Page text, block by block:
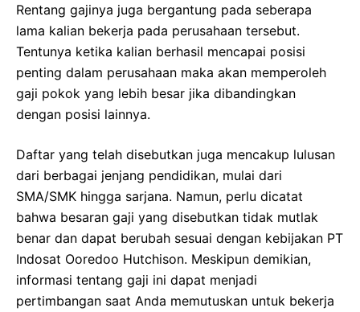
Rentang gajinya juga bergantung pada seberapa
lama kalian bekerja pada perusahaan tersebut.
Tentunya ketika kalian berhasil mencapai posisi
penting dalam perusahaan maka akan memperoleh
gaji pokok yang lebih besar jika dibandingkan
dengan posisi lainnya.
Daftar yang telah disebutkan juga mencakup lulusan
dari berbagai jenjang pendidikan, mulai dari
SMA/SMK hingga sarjana. Namun, perlu dicatat
bahwa besaran gaji yang disebutkan tidak mutlak
benar dan dapat berubah sesuai dengan kebijakan PT
Indosat Ooredoo Hutchison. Meskipun demikian,
informasi tentang gaji ini dapat menjadi
pertimbangan saat Anda memutuskan untuk bekerja